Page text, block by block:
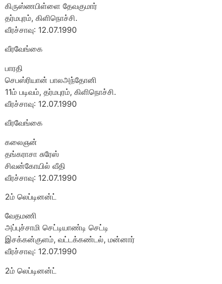
கிருஸ்ணபிள்ளை தேவகுமார்
தர்மபுரம், கிளிநொச்சி.
வீரச்சாவு: 12.07.1990
வீரவேங்கை
பாரதி
செபஸ்ரியான் பாலஅந்தோனி
11ம் படிவம், தர்மபுரம், கிளிநொச்சி.
வீரச்சாவு: 12.07.1990
வீரவேங்கை
கலைஞன்
தங்கராசா சுரேஸ்
சிவன்கோயில் வீதி
வீரச்சாவு: 12.07.1990
2ம் லெப்டினன்ட்
வேதமணி
அப்புச்சாமி செட்டியாண்டி செட்டி
இசக்கன்குளம், வட்டக்கண்டல், மன்னார்
வீரச்சாவு: 12.07.1990
2ம் லெப்டினன்ட்